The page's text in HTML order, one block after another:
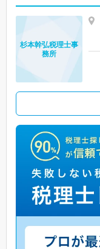
杉本幹弘税理士事
務所